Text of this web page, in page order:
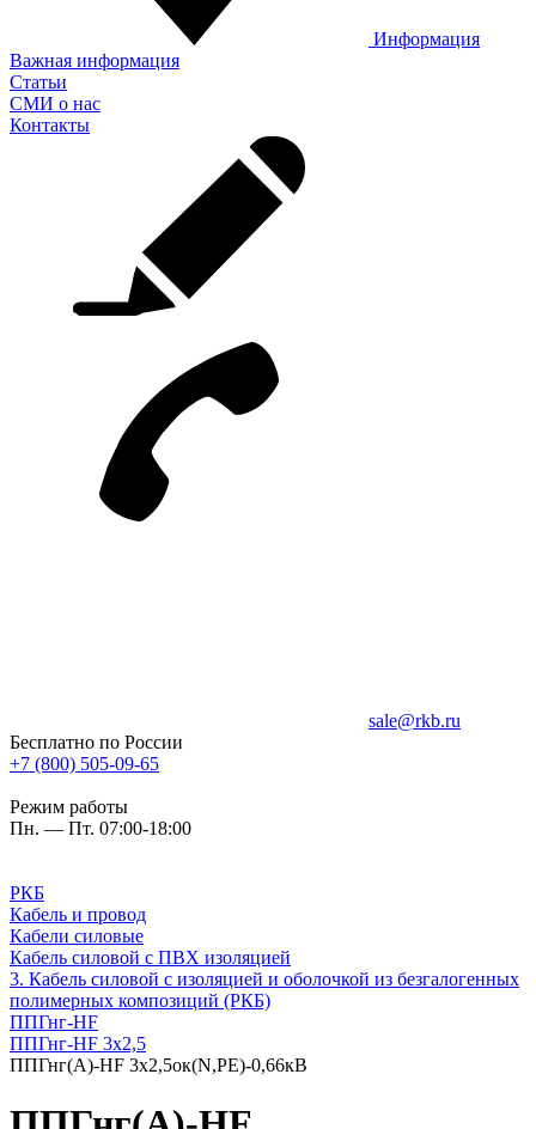
Информация
Важная информация
Статьи
СМИ о нас
Контакты
sale@rkb.ru
Бесплатно по России
+7 (800) 505-09-65
Режим работы
Пн. — Пт. 07:00-18:00
РКБ
Кабель и провод
Кабели силовые
Кабель силовой с ПВХ изоляцией
3. Кабель силовой с изоляцией и оболочкой из безгалогенных
полимерных композиций (РКБ)
ППГнг-HF
ППГнг-HF 3х2,5
ППГнг(А)-HF 3х2,5ок(N,PE)-0,66кВ